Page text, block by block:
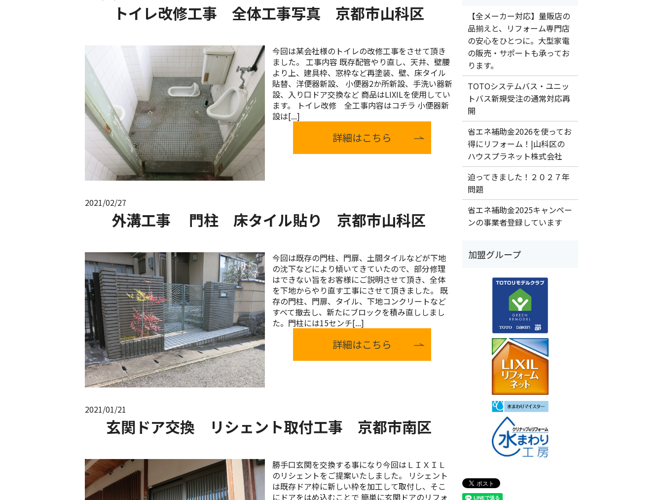
トイレ改修工事 全体工事写真 京都市山科区
今回は某会社様のトイレの改修工事をさせて頂き
ました。 工事内容 既存配管やり直し、天井、壁腰
より上、建具枠、窓枠など再塗装、壁、床タイル
貼替、洋便器新設、 小便器2か所新設、手洗い器新
設、入り口ドア交換など 商品はLIXILを使用してい
ます。 トイレ改修 全工事内容はコチラ 小便器新
設は[...]
詳細はこちら
2021/02/27
外溝工事 門柱 床タイル貼り 京都市山科区
今回は既存の門柱、門扉、土間タイルなどが下地
の沈下などにより傾いてきていたので、部分修理
はできない旨をお客様にご説明させて頂き、全体
を下地からやり直す工事にさせて頂きました。 既
存の門柱、門扉、タイル、下地コンクリートなど
すべて撤去し、新たにブロックを積み直ししまし
た。門柱には15センチ[...]
詳細はこちら
2021/01/21
玄関ドア交換 リシェント取付工事 京都市南区
勝手口玄関を交換する事になり今回はＬＩＸＩＬ
のリシェントをご提案いたしました。 リシェント
は既存ドア枠に新しい枠を加工して取付し、そこ
にドアをはめ込むことで 簡単に玄関ドアのリフォ
【全メーカー対応】量販店の
品揃えと、リフォーム専門店
の安心をひとつに。大型家電
の販売・サポートも承ってお
ります。
TOTOシステムバス・ユニッ
トバス新規受注の通常対応再
開
省エネ補助金2026を使ってお
得にリフォーム！|山科区の
ハウスプラネット株式会社
迫ってきました！２０２７年
問題
省エネ補助金2025キャンペー
ンの事業者登録しています
加盟グループ